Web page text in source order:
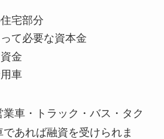
宅部分
て必要な資本金
金
車
車・トラック・バス・タク
あれば融資を受けられま